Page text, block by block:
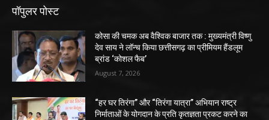
पॉपुलर पोस्ट
कोसा की चमक अब वैश्विक बाजार तक : मुख्यमंत्री विष्णु
देव साय ने लॉन्च किया छत्तीसगढ़ का प्रीमियम हैंडलूम
ब्रांड ‘कोशल फैब’
August 7, 2026
“हर घर तिरंगा” और “तिरंगा यात्रा” अभियान राष्ट्र
निर्माताओं के योगदान के प्रति कृतज्ञता प्रकट करने का